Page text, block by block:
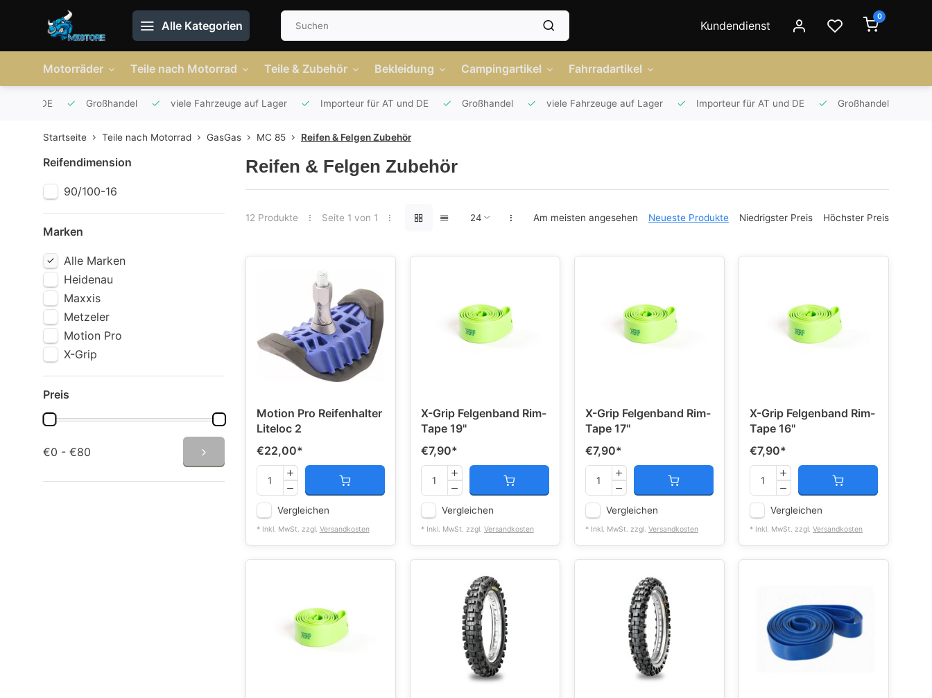
Alle Kategorien Kundendienst
0
Motorräder Teile nach Motorrad Teile & Zubehör Bekleidung Campingartikel Fahrradartikel
und DE Großhandel viele Fahrzeuge auf Lager Importeur für AT und DE Großhandel viele Fahrzeuge auf Lager Importeur für AT und DE Großhandel
Startseite Teile nach Motorrad GasGas MC 85 Reifen & Felgen Zubehör
Reifendimension
90/100-16
Marken
Alle Marken
Heidenau
Maxxis
Metzeler
Motion Pro
X-Grip
Preis
€0 - €80
Reifen & Felgen Zubehör
12 Produkte Seite 1 von 1 Am meisten angesehen Neueste Produkte Niedrigster Preis Höchster Preis
Motion Pro Reifenhalter
Liteloc 2
€22,00*
Vergleichen
* Inkl. MwSt. zzgl. Versandkosten
X-Grip Felgenband Rim-
Tape 19''
€7,90*
Vergleichen
* Inkl. MwSt. zzgl. Versandkosten
X-Grip Felgenband Rim-
Tape 17''
€7,90*
Vergleichen
* Inkl. MwSt. zzgl. Versandkosten
X-Grip Felgenband Rim-
Tape 16''
€7,90*
Vergleichen
* Inkl. MwSt. zzgl. Versandkosten